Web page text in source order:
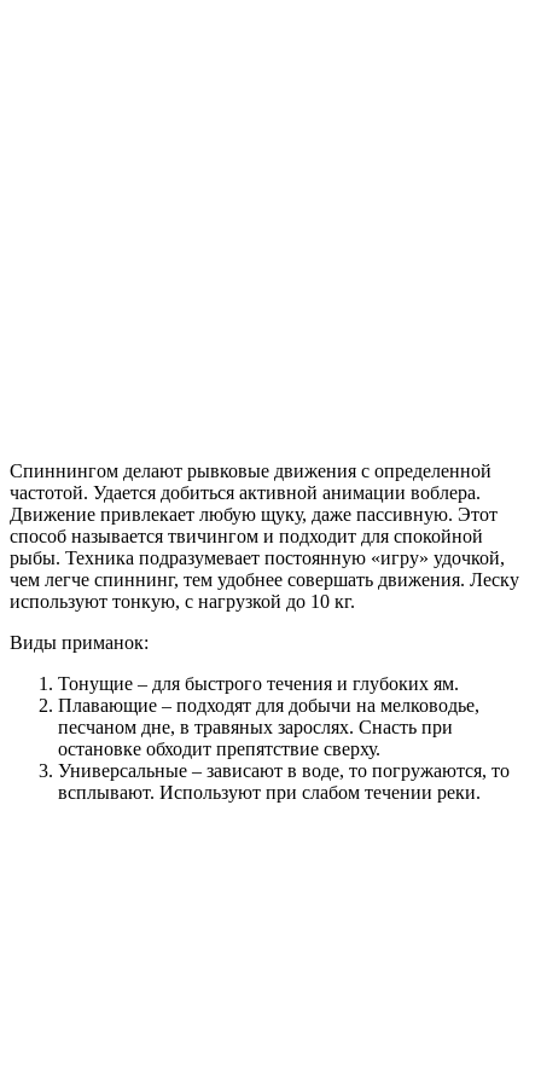
Спиннингом делают рывковые движения с определенной
частотой. Удается добиться активной анимации воблера.
Движение привлекает любую щуку, даже пассивную. Этот
способ называется твичингом и подходит для спокойной
рыбы. Техника подразумевает постоянную «игру» удочкой,
чем легче спиннинг, тем удобнее совершать движения. Леску
используют тонкую, с нагрузкой до 10 кг.
Виды приманок:
Тонущие – для быстрого течения и глубоких ям.
Плавающие – подходят для добычи на мелководье,
песчаном дне, в травяных зарослях. Снасть при
остановке обходит препятствие сверху.
Универсальные – зависают в воде, то погружаются, то
всплывают. Используют при слабом течении реки.